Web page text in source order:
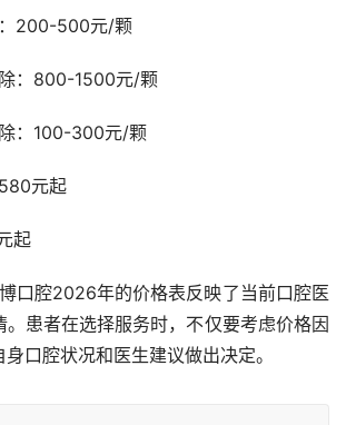
：200-500元/颗
除：800-1500元/颗
除：100-300元/颗
580元起
起
患者在选择服务时，不仅要考虑价格因
口腔状况和医生建议做出决定。